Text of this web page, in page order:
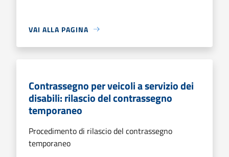
VAI ALLA PAGINA
Contrassegno per veicoli a servizio dei
disabili: rilascio del contrassegno
temporaneo
Procedimento di rilascio del contrassegno
temporaneo